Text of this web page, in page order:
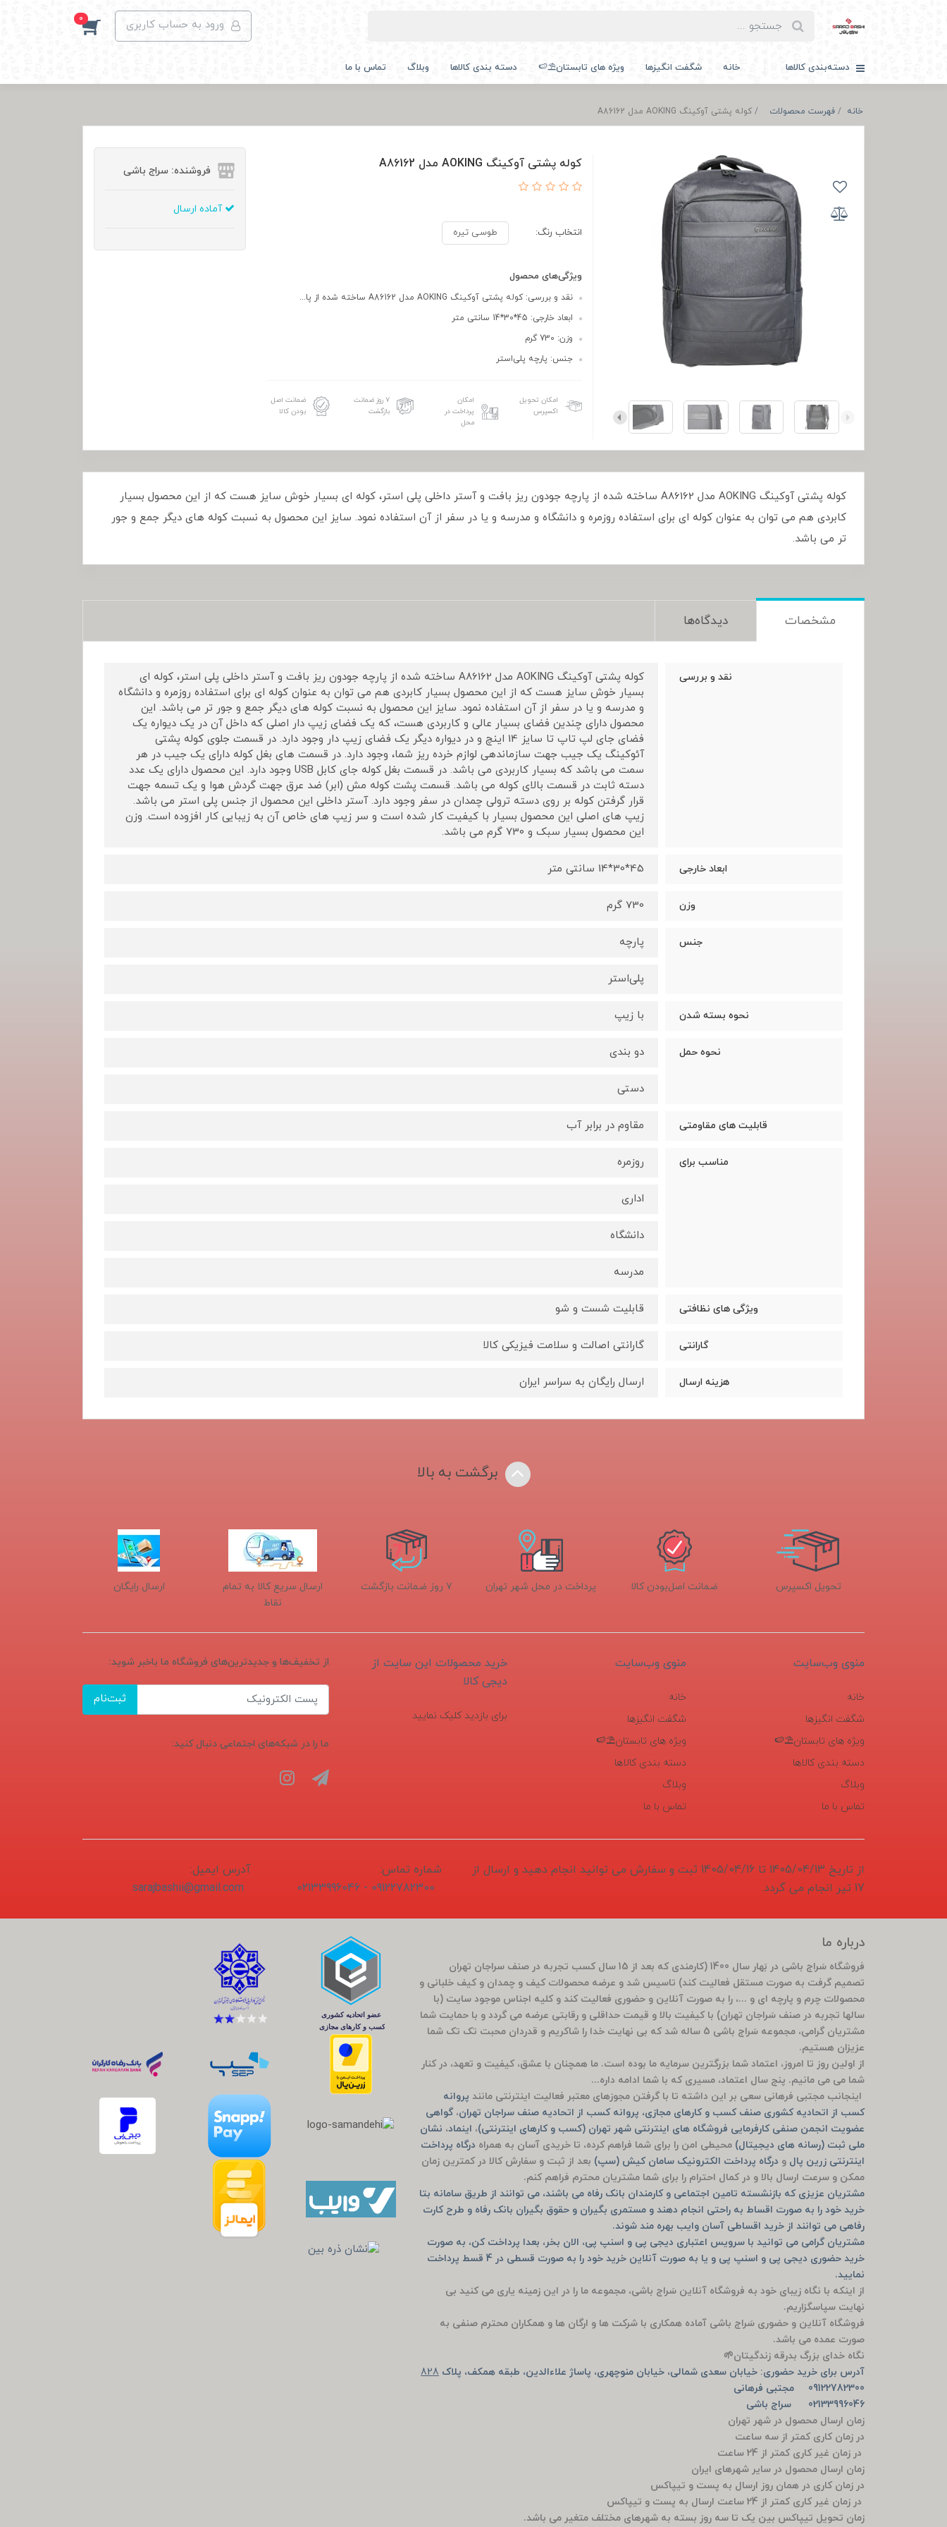
ورود به حساب کاربری 0
دسته‌بندی کالاها خانه شگفت انگیزها ویژه های تابستان⛱️🍉 دسته بندی کالاها وبلاگ تماس با ما
خانه فهرست محصولات کوله پشتی آوکینگ AOKING مدل A86162
کوله پشتی آوکینگ AOKING مدل A86162
انتخاب رنگ: طوسی تیره
ویژگی‌های محصول
نقد و بررسی: کوله پشتی آوکینگ AOKING مدل A86162 ساخته شده از پا...
ابعاد خارجی: 45*30*14 سانتی متر
وزن: 730 گرم
جنس: پارچه پلی‌استر
امکان تحویل
اکسپرس
امکان
پرداخت در
محل
۷ روز ضمانت
بازگشت
ضمانت اصل
بودن کالا
فروشنده: سراج باشی
آماده ارسال
کوله پشتی آوکینگ AOKING مدل A86162 ساخته شده از پارچه جودون ریز بافت و آستر داخلی پلی استر، کوله ای بسیار خوش سایز هست که از این محصول بسیار
کابردی هم می توان به عنوان کوله ای برای استفاده روزمره و دانشگاه و مدرسه و یا در سفر از آن استفاده نمود. سایز این محصول به نسبت کوله های دیگر جمع و جور
تر می باشد.
مشخصات دیدگاه‌ها
نقد و بررسی
کوله پشتی آوکینگ AOKING مدل A86162 ساخته شده از پارچه جودون ریز بافت و آستر داخلی پلی استر، کوله ای
بسیار خوش سایز هست که از این محصول بسیار کابردی هم می توان به عنوان کوله ای برای استفاده روزمره و دانشگاه
و مدرسه و یا در سفر از آن استفاده نمود. سایز این محصول به نسبت کوله های دیگر جمع و جور تر می باشد. این
محصول دارای چندین فضای بسیار عالی و کاربردی هست، که یک فضای زیپ دار اصلی که داخل آن در یک دیواره یک
فضای جای لپ تاپ تا سایز 14 اینچ و در دیواره دیگر یک فضای زیپ دار وجود دارد. در قسمت جلوی کوله پشتی
آئوکینگ یک جیب جهت سازماندهی لوازم خرده ریز شما، وجود دارد. در قسمت های بغل کوله دارای یک جیب در هر
سمت می باشد که بسیار کاربردی می باشد. در قسمت بغل کوله جای کابل USB وجود دارد. این محصول دارای یک عدد
دسته ثابت در قسمت بالای کوله می باشد. قسمت پشت کوله مش (ابر) ضد عرق جهت گردش هوا و یک تسمه جهت
قرار گرفتن کوله بر روی دسته ترولی چمدان در سفر وجود دارد. آستر داخلی این محصول از جنس پلی استر می باشد.
زیپ های اصلی این محصول بسیار با کیفیت کار شده است و سر زیپ های خاص آن به زیبایی کار افزوده است. وزن
این محصول بسیار سبک و 730 گرم می باشد.
ابعاد خارجی 45*30*14 سانتی متر
وزن 730 گرم
جنس پارچه
پلی‌استر
نحوه بسته شدن با زیپ
نحوه حمل دو بندی
دستی
قابلیت های مقاومتی مقاوم در برابر آب
مناسب برای روزمره
اداری
دانشگاه
مدرسه
ویژگی های نظافتی قابلیت شست و شو
گارانتی گارانتی اصالت و سلامت فیزیکی کالا
هزینه ارسال ارسال رایگان به سراسر ایران
برگشت به بالا
تحویل اکسپرس ضمانت اصل‌بودن کالا پرداخت در محل شهر تهران ۷ روز ضمانت بازگشت
ارسال سریع کالا به تمام
نقاط
ارسال رایگان
منوی وب‌سایت
خانه
شگفت انگیزها
ویژه های تابستان⛱️🍉
دسته بندی کالاها
وبلاگ
تماس با ما
منوی وب‌سایت
خانه
شگفت انگیزها
ویژه های تابستان⛱️🍉
دسته بندی کالاها
وبلاگ
تماس با ما
خرید محصولات این سایت از
دیجی کالا
برای بازدید کلیک نمایید
از تخفیف‌ها و جدیدترین‌های فروشگاه ما باخبر شوید:
ثبت‌نام
ما را در شبکه‌های اجتماعی دنبال کنید:
از تاریخ 1405/04/13 تا 1405/04/16 ثبت و سفارش می توانید انجام دهید و ارسال از
17 تیر انجام می گردد.
شماره تماس:
09122782300 - 02133996046
آدرس ایمیل:
sarajbashii@gmail.com
درباره ما
فروشگاه سَراج باشی در بَهار سال 1400 (کارمندی که بعد از 15 سال کسب تجربه در صنف سراجان تهران
تصمیم گرفت به صورت مستقل فعالیت کند) تاسیس شد و عرضه محصولات کیف و چمدان و کیف خلبانی و
محصولات چرم و پارچه ای و ...، را به صورت آنلاین و حضوری فعالیت کند و کلیه اجناس موجود سایت (با
سالها تجربه در صنف سَراجان تهران) با کیفیت بالا و قیمت حداقلی و رقابتی عرضه می گردد و با حمایت شما
مشتریان گرامی، مجموعه سَراج باشی 5 ساله شد که بی نهایت خدا را شاکریم و قدردان محبت تک تک شما
عزیزان هستیم.
از اولین روز تا امروز، اعتماد شما بزرگترین سرمایه ما بوده است. ما همچنان با عشق، کیفیت و تعهد، در کنار
شما می می مانیم. پنج سال اعتماد، مسیری که با شما ادامه داره...
اینجانب مجتبی فرهانی سعی بر این داشته تا با گرفتن مجوزهای معتبر فعالیت اینترنتی مانند پروانه
کسب از اتحادیه کشوری صنف کسب و کارهای مجازی، پروانه کسب از اتحادیه صنف سراجان تهران،گواهی
عضویت انجمن صنفی کارفرمایی فروشگاه های اینترنتی شهر تهران (کسب و کارهای اینترنتی)، اینماد، نشان
ملی ثبت (رسانه های دیجیتال) محیطی امن را برای شما فراهم کرده، تا خریدی آسان به همراه درگاه پرداخت
اینترنتی زرین پال و درگاه پرداخت الکترونیک سامان کیش (سپ) بعد از ثبت و سفارش کالا در کمترین زمان
ممکن و سرعت ارسال بالا و در کمال احترام را برای شما مشتریان محترم فراهم کنم.
مشتریان عزیزی که بازنشسته تامین اجتماعی و کارمندان بانک رفاه می باشند، می توانند از طریق سامانه بتا
خرید خود را به صورت اقساط به راحتی انجام دهند و مستمری بگیران و حقوق بگیران بانک رفاه و طرح کارت
رفاهی می توانند از خرید اقساطی آسان وایب بهره مند شوند.
مشتریان گرامی می توانید با سرویس اعتباری دیجی پی و اسنپ پی، الان بخر، بعدا پرداخت کن، به صورت
خرید حضوری دیجی پی و اسنپ پی و یا به صورت آنلاین خرید خود را به صورت قسطی در 4 قسط پرداخت
نمایید.
از اینکه با نگاه زیبای خود به فروشگاه آنلاین سَراج باشی، مجموعه ما را در این زمینه یاری می کنید بی
نهایت سپاسگزاریم.
فروشگاه آنلاین و حضوری سَراج باشی آماده همکاری با شرکت ها و ارگان ها و همکاران محترم صنفی به
صورت عمده می باشد.
نگاه خدای بزرگ بدرقه زندگیتان🌱
آدرس برای خرید حضوری: خیابان سعدی شمالی، خیابان منوچهری، پاساژ علاءالدین، طبقه همکف، پلاک 828
09122782300 مجتبی فرهانی
02133996046 سراج باشی
زمان ارسال محصول در شهر تهران
در زمان کاری کمتر از سه ساعت
در زمان غیر کاری کمتر از 24 ساعت
زمان ارسال محصول در سایر شهرهای ایران
در زمان کاری در همان روز ارسال به پست و تیپاکس
در زمان غیر کاری کمتر از 24 ساعت ارسال به پست و تیپاکس
زمان تحویل تیپاکس بین یک تا سه روز بسته به شهرهای مختلف متغیر می باشد.